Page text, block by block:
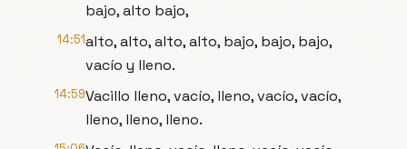
bajo, alto bajo,
14:51alto, alto, alto, alto, bajo, bajo, bajo,
vacío y lleno.
14:59Vacillo lleno, vacío, lleno, vacío, vacío,
lleno, lleno, lleno.